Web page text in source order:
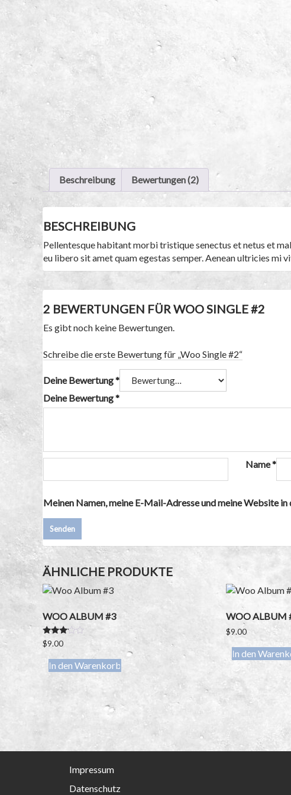
Beschreibung Bewertungen (2)
BESCHREIBUNG
Pellentesque habitant morbi tristique senectus et netus et
eu libero sit amet quam egestas semper. Aenean ultricies mi
2 BEWERTUNGEN FÜR WOO SINGLE #2
Es gibt noch keine Bewertungen.
Schreibe die erste Bewertung für „Woo Single #2“
Deine Bewertung*
Deine Bewertung*
Name*
Meinen Namen, meine E-Mail-Adresse und meine Website
ÄHNLICHE PRODUKTE
WOO ALBUM #3
Bewert
et mit
von 5
$9.00
In den Warenkorb
WOO ALBUM
$9.00
In den
Impressum
Datenschutz